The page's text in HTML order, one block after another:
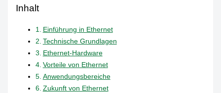
Inhalt
Einführung in Ethernet
Technische Grundlagen
Ethernet-Hardware
Vorteile von Ethernet
Anwendungsbereiche
Zukunft von Ethernet